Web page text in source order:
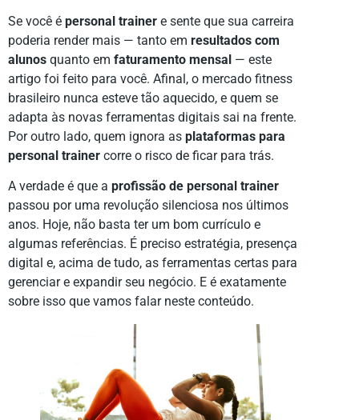
Se você é personal trainer e sente que sua carreira
poderia render mais — tanto em resultados com
alunos quanto em faturamento mensal — este
artigo foi feito para você. Afinal, o mercado fitness
brasileiro nunca esteve tão aquecido, e quem se
adapta às novas ferramentas digitais sai na frente.
Por outro lado, quem ignora as plataformas para
personal trainer corre o risco de ficar para trás.
A verdade é que a profissão de personal trainer
passou por uma revolução silenciosa nos últimos
anos. Hoje, não basta ter um bom currículo e
algumas referências. É preciso estratégia, presença
digital e, acima de tudo, as ferramentas certas para
gerenciar e expandir seu negócio. E é exatamente
sobre isso que vamos falar neste conteúdo.